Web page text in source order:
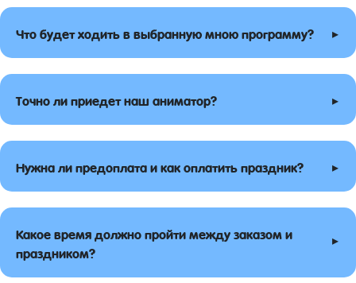
Что будет ходить в выбранную мною программу? ▸
Точно ли приедет наш аниматор? ▸
Нужна ли предоплата и как оплатить праздник? ▸
Какое время должно пройти между заказом и
праздником?
▸